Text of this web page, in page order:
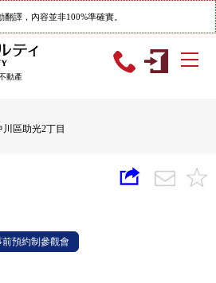
翻譯，內容並非100%準確實。
動產
川區助光2丁目
前預約制參觀會